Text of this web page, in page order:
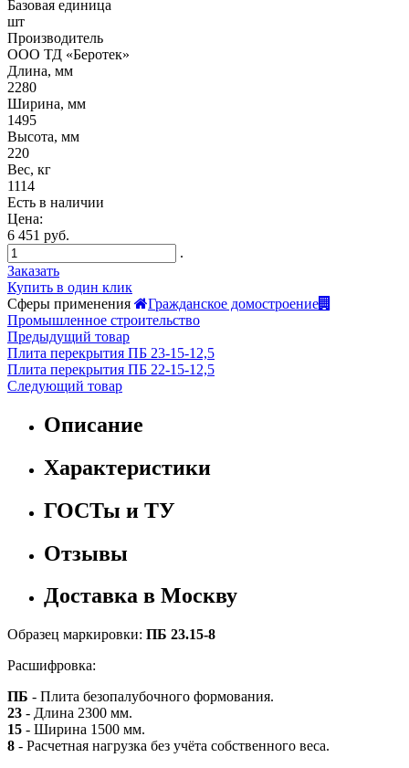
Базовая единица
шт
Производитель
ООО ТД «Беротек»
Длина, мм
2280
Ширина, мм
1495
Высота, мм
220
Вес, кг
1114
Есть в наличии
Цена:
6 451 руб.
.
Заказать
Купить в один клик
Сферы применения
Гражданское домостроение
Промышленное строительство
Предыдущий товар
Плита перекрытия ПБ 23-15-12,5
Плита перекрытия ПБ 22-15-12,5
Следующий товар
Описание
Характеристики
ГОСТы и ТУ
Отзывы
Доставка в Москву
Образец маркировки: ПБ 23.15-8
Расшифровка:
ПБ - Плита безопалубочного формования.
23 - Длина 2300 мм.
15 - Ширина 1500 мм.
8 - Расчетная нагрузка без учёта собственного веса.